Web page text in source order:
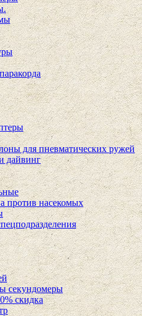
для пневматических ружей
дайвинг
против насекомых
секундомеры
скидка